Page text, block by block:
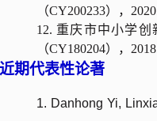
（CY200233），
12. 重庆市中小学
（CY180204），
近期代表性论著
1. Danhong Yi,